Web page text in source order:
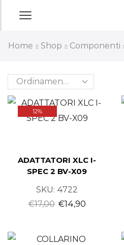
Home Shop Componenti
12%
ADATTATORI XLC I-
SPEC 2 BV-X09
SKU: 4722
€17,00 €14,90